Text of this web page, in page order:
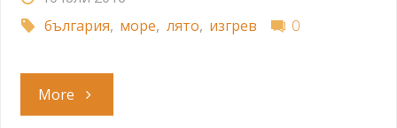
българия, море, лято, изгрев 0
More"Юлско